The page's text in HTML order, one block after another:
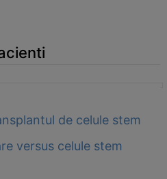
de celule stem
versus celule stem